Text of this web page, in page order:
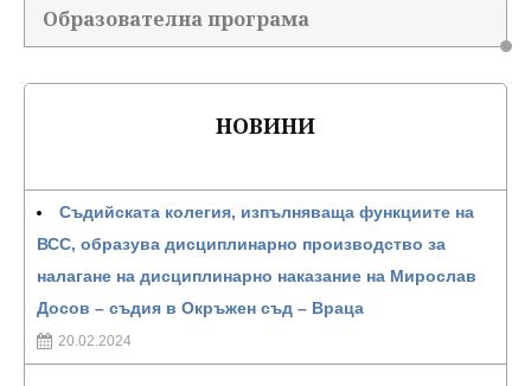
Образователна програма
НОВИНИ
Съдийската колегия, изпълняваща функциите на
ВСС, образува дисциплинарно производство за
налагане на дисциплинарно наказание на Мирослав
Досов – съдия в Окръжен съд – Враца
20.02.2024